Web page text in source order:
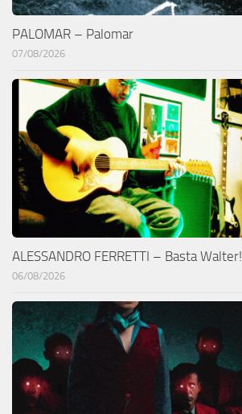
PALOMAR – Palomar
07/08/2026
ALESSANDRO FERRETTI – Basta Walter!
06/08/2026